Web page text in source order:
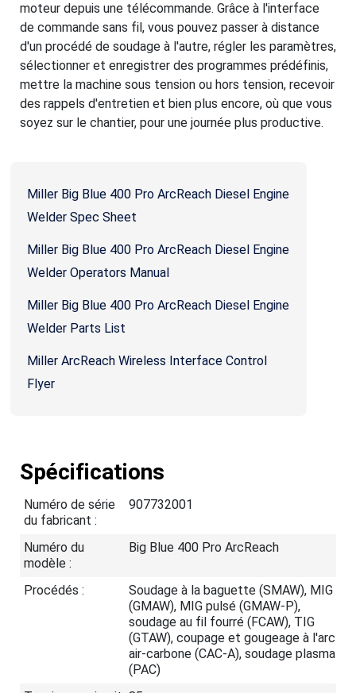
moteur depuis une télécommande. Grâce à l'interface
de commande sans fil, vous pouvez passer à distance
d'un procédé de soudage à l'autre, régler les paramètres,
sélectionner et enregistrer des programmes prédéfinis,
mettre la machine sous tension ou hors tension, recevoir
des rappels d'entretien et bien plus encore, où que vous
soyez sur le chantier, pour une journée plus productive.
Miller Big Blue 400 Pro ArcReach Diesel Engine
Welder Spec Sheet
Miller Big Blue 400 Pro ArcReach Diesel Engine
Welder Operators Manual
Miller Big Blue 400 Pro ArcReach Diesel Engine
Welder Parts List
Miller ArcReach Wireless Interface Control
Flyer
Spécifications
Numéro de série
du fabricant :
907732001
Numéro du
modèle :
Big Blue 400 Pro ArcReach
Procédés :
Soudage à la baguette (SMAW), MIG
(GMAW), MIG pulsé (GMAW-P),
soudage au fil fourré (FCAW), TIG
(GTAW), coupage et gougeage à l'arc
air-carbone (CAC-A), soudage plasma
(PAC)